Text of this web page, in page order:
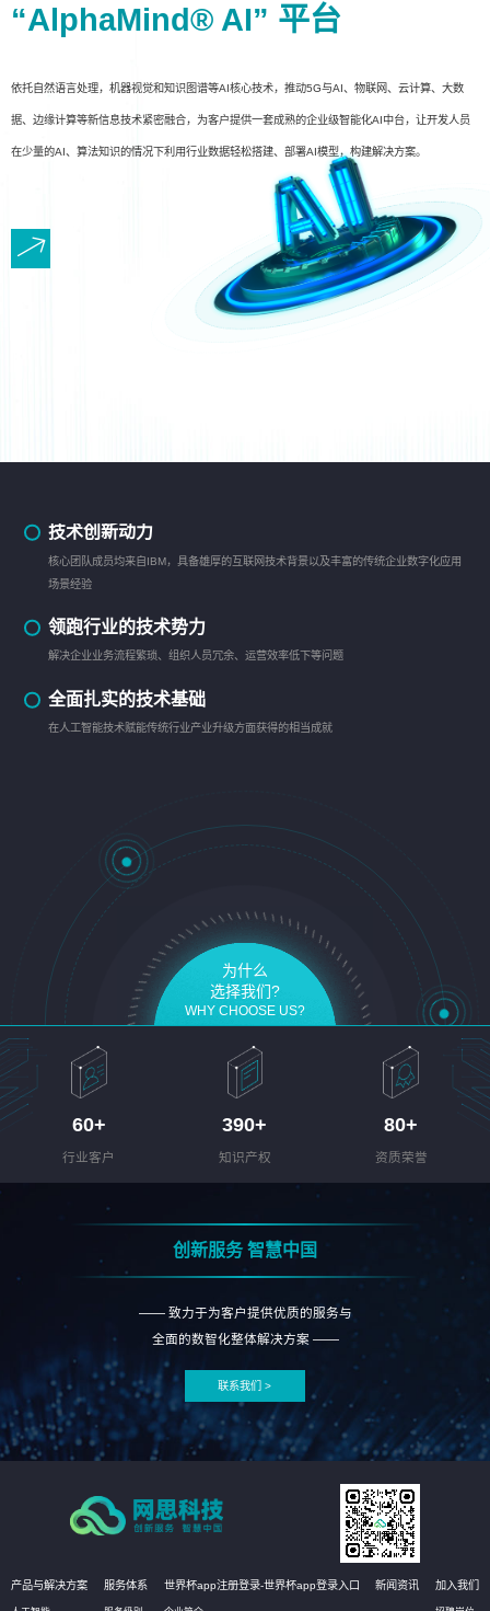
“AlphaMind® AI” 平台
依托自然语言处理，机器视觉和知识图谱等AI核心技术，推动5G与AI、物联网、云计算、大数
据、边缘计算等新信息技术紧密融合，为客户提供一套成熟的企业级智能化AI中台，让开发人员
在少量的AI、算法知识的情况下利用行业数据轻松搭建、部署AI模型，构建解决方案。
技术创新动力
核心团队成员均来自IBM，具备雄厚的互联网技术背景以及丰富的传统企业数字化应用
场景经验
领跑行业的技术势力
解决企业业务流程繁琐、组织人员冗余、运营效率低下等问题
全面扎实的技术基础
在人工智能技术赋能传统行业产业升级方面获得的相当成就
为什么
选择我们?
WHY CHOOSE US?
60+
行业客户
390+
知识产权
80+
资质荣誉
创新服务 智慧中国
—— 致力于为客户提供优质的服务与
全面的数智化整体解决方案 ——
联系我们 >
产品与解决方案 服务体系 世界杯app注册登录-世界杯app登录入口 新闻资讯 加入我们